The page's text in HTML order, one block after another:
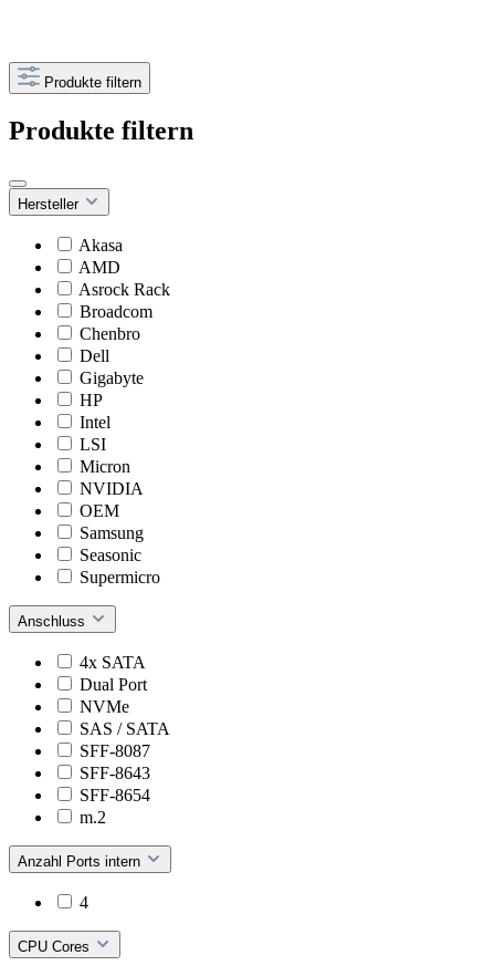
Produkte filtern
Produkte filtern
Hersteller
Akasa
AMD
Asrock Rack
Broadcom
Chenbro
Dell
Gigabyte
HP
Intel
LSI
Micron
NVIDIA
OEM
Samsung
Seasonic
Supermicro
Anschluss
4x SATA
Dual Port
NVMe
SAS / SATA
SFF-8087
SFF-8643
SFF-8654
m.2
Anzahl Ports intern
4
CPU Cores